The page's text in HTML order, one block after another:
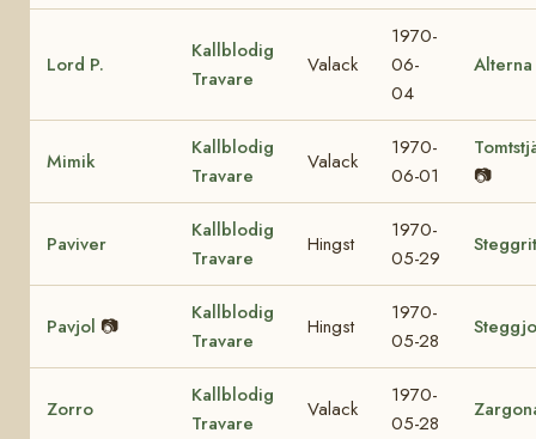
Lord P.
Kallblodig
Travare
Valack
1970-
06-
04
Alterna
Mimik
Kallblodig
Travare
Valack
1970-
06-01
📷
Paviver
Kallblodig
Travare
Hingst
1970-
05-29
Pavjol 📷
Kallblodig
Travare
Hingst
1970-
05-28
Zorro
Kallblodig
Travare
Valack
1970-
05-28